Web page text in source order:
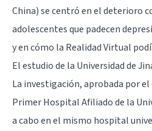
China) se centró en el deterioro
adolescentes que padecen
y en cómo la Realidad Virtual
El estudio de la Universidad de
La investigación, aprobada por
Primer Hospital Afiliado de la
a cabo en el mismo hospital